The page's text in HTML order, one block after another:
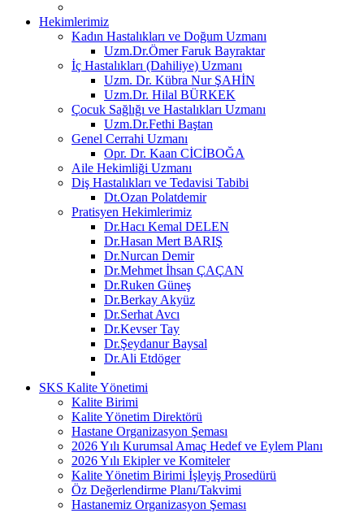
Hekimlerimiz
Kadın Hastalıkları ve Doğum Uzmanı
Uzm.Dr.Ömer Faruk Bayraktar
İç Hastalıkları (Dahiliye) Uzmanı
Uzm. Dr. Kübra Nur ŞAHİN
Uzm.Dr. Hilal BÜRKEK
Çocuk Sağlığı ve Hastalıkları Uzmanı
Uzm.Dr.Fethi Baştan
Genel Cerrahi Uzmanı
Opr. Dr. Kaan CİCİBOĞA
Aile Hekimliği Uzmanı
Diş Hastalıkları ve Tedavisi Tabibi
Dt.Ozan Polatdemir
Pratisyen Hekimlerimiz
Dr.Hacı Kemal DELEN
Dr.Hasan Mert BARIŞ
Dr.Nurcan Demir
Dr.Mehmet İhsan ÇAÇAN
Dr.Ruken Güneş
Dr.Berkay Akyüz
Dr.Serhat Avcı
Dr.Kevser Tay
Dr.Şeydanur Baysal
Dr.Ali Etdöger
SKS Kalite Yönetimi
Kalite Birimi
Kalite Yönetim Direktörü
Hastane Organizasyon Şeması
2026 Yılı Kurumsal Amaç Hedef ve Eylem Planı
2026 Yılı Ekipler ve Komiteler
Kalite Yönetim Birimi İşleyiş Prosedürü
Öz Değerlendirme Planı/Takvimi
Hastanemiz Organizasyon Şeması